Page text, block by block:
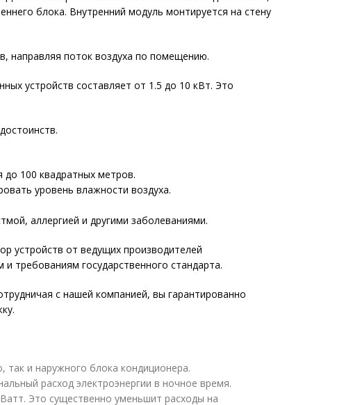
блока. Внутренний модуль монтируется на стену
направляя поток воздуха по помещению.
устройств составляет от 1.5 до 10 кВт. Это
100 квадратных метров.
уровень влажности воздуха.
аллергией и другими заболеваниями.
устройств от ведущих производителей
требованиям государственного стандарта.
с нашей компанией, вы гарантированно
так и наружного блока кондиционера.
расход электроэнергии в ночное время.
Это существенно уменьшит расходы на